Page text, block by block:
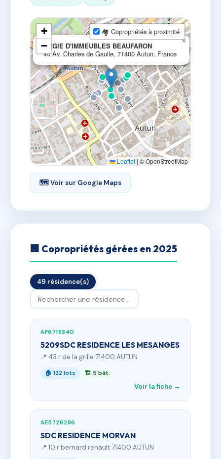
REGIE D'IMMEUBLES BEAUFARON
44 Av. Charles de Gaulle, 71400 Autun, France
×
+
−
🏘 Copropriétés à proximité
Leaflet | © OpenStreetMap
🗺 Voir sur Google Maps
🏢 Copropriétés gérées en 2025
49 résidence(s)
AF6718340
5209SDC RESIDENCE LES MESANGES
📍 43 r de la grille 71400 AUTUN
🏠 122 lots 🏗 5 bât.
Voir la fiche →
AE5726286
SDC RESIDENCE MORVAN
📍 10 r bernard renault 71400 AUTUN